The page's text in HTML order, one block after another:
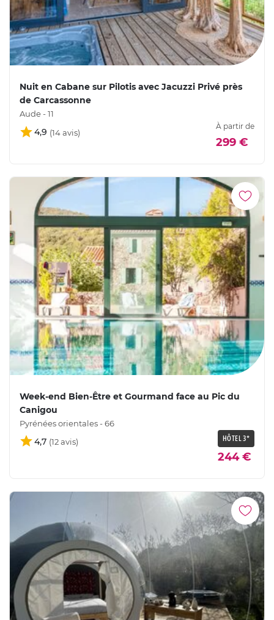
Nuit en Cabane sur Pilotis avec Jacuzzi Privé près
de Carcassonne
Aude - 11
4,9
À partir de
299 €
Week-end Bien-Être et Gourmand face au Pic du
Canigou
Pyrénées orientales - 66
4,7 HÔTEL 3*
244 €